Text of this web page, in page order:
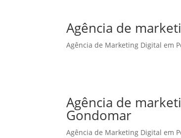
Agência de
Agência de Marketing Digital em
Agência de
Gondomar
Agência de Marketing Digital em